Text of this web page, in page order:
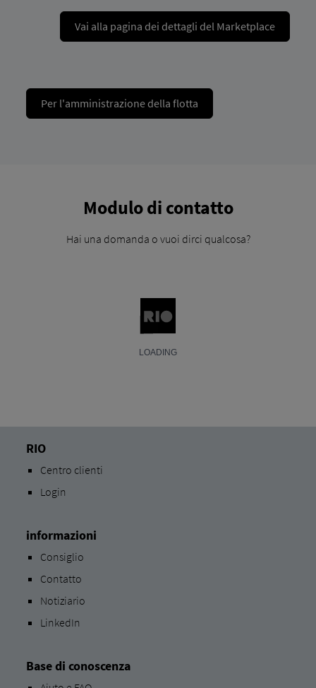
Vai alla pagina dei dettagli del Marketplace
Per l'amministrazione della flotta
Modulo di contatto
Hai una domanda o vuoi dirci qualcosa?
RIO
Centro clienti
Login
informazioni
Consiglio
Contatto
Notiziario
LinkedIn
Base di conoscenza